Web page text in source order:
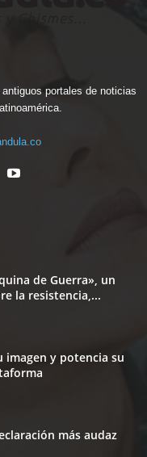
portales de noticias
de Guerra», un
la resistencia,...
imagen y potencia su
más audaz